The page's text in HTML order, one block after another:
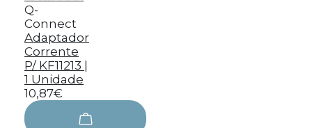
Q-
Connect
Adaptador
Corrente
P/ KF11213 |
1 Unidade
10,87€